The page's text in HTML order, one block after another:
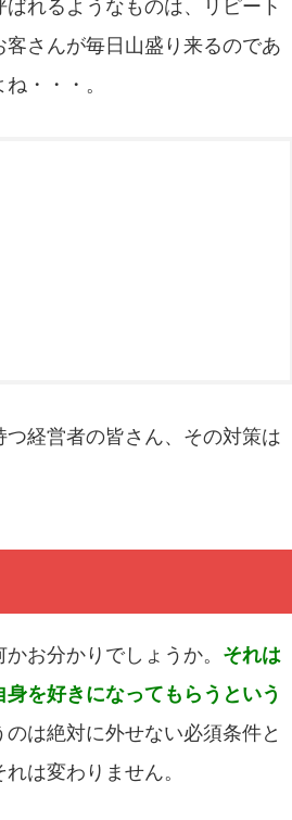
れるようなものは、リピート
さんが毎日山盛り来るのであ
・・・。
経営者の皆さん、その対策は
お分かりでしょうか。 それは
を好きになってもらうという
は絶対に外せない必須条件と
は変わりません。